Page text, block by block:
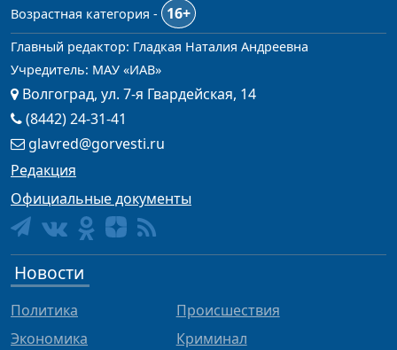
Возрастная категория -
16+
Главный редактор: Гладкая Наталия Андреевна
Учредитель: МАУ «ИАВ»
Волгоград, ул. 7-я Гвардейская, 14
(8442) 24-31-41
glavred@gorvesti.ru
Редакция
Официальные документы
Новости
Политика
Экономика
Происшествия
Криминал